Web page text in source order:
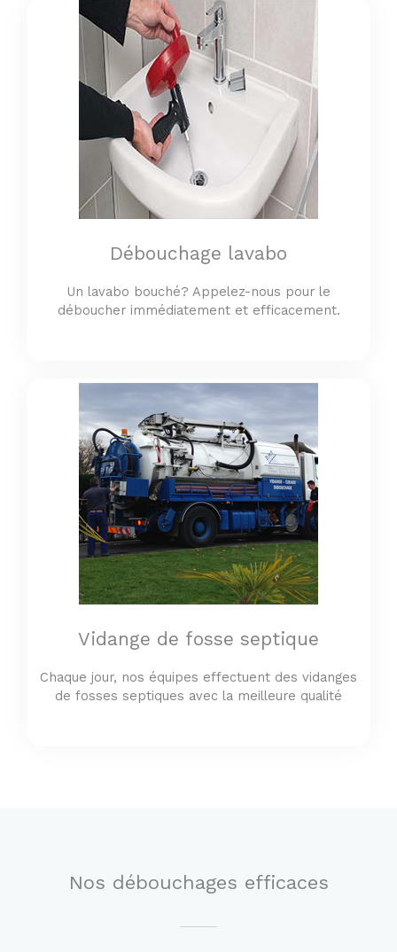
Débouchage lavabo
Un lavabo bouché? Appelez-nous pour le
déboucher immédiatement et efficacement.
Vidange de fosse septique
Chaque jour, nos équipes effectuent des vidanges
de fosses septiques avec la meilleure qualité
Nos débouchages efficaces